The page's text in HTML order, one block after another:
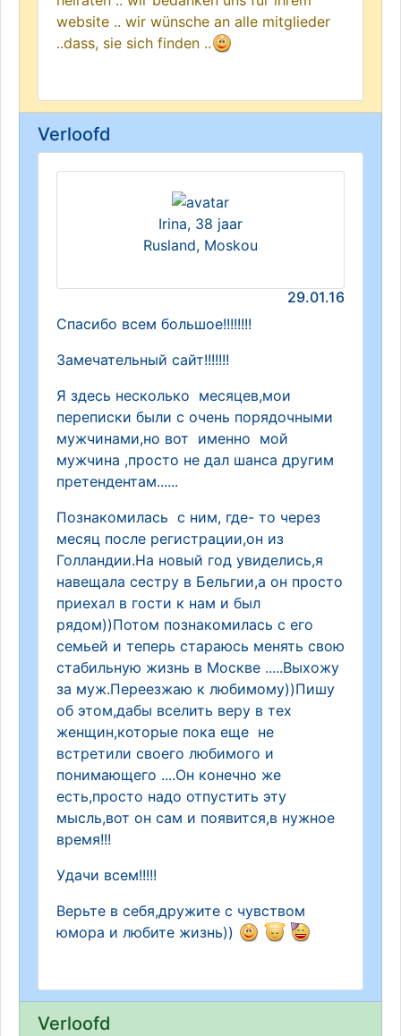
website .. wir wünsche an alle mitglieder
..dass, sie sich finden ..
Verloofd
Irina, 38 jaar
Rusland, Moskou
29.01.16
Спасибо всем большое!!!!!!!!
Замечательный сайт!!!!!!!
Я здесь несколько месяцев,мои
переписки были с очень порядочными
мужчинами,но вот именно мой
мужчина ,просто не дал шанса другим
претендентам......
Познакомилась с ним, где- то через
месяц после регистрации,он из
Голландии.На новый год увиделись,я
навещала сестру в Бельгии,а он просто
приехал в гости к нам и был
рядом))Потом познакомилась с его
семьей и теперь стараюсь менять свою
стабильную жизнь в Москве .....Выхожу
за муж.Переезжаю к любимому))Пишу
об этом,дабы вселить веру в тех
женщин,которые пока еще не
встретили своего любимого и
понимающего ....Он конечно же
есть,просто надо отпустить эту
мысль,вот он сам и появится,в нужное
время!!!
Удачи всем!!!!!
Верьте в себя,дружите с чувством
юмора и любите жизнь))
Verloofd